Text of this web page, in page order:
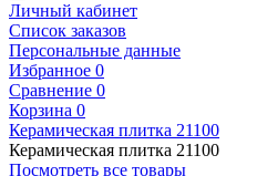
Личный кабинет
Список заказов
Персональные данные
Избранное 0
Сравнение 0
Корзина 0
Керамическая плитка 21100
Керамическая плитка 21100
Посмотреть все товары